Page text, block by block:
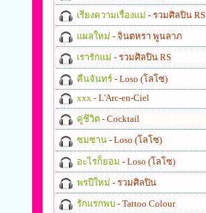
เรียงความเรื่องแม่ - รวมศิลปิน RS
แผลใหม่ - จินตหรา พูนลาภ
เรารักแม่ - รวมศิลปิน RS
คืนจันทร์ - Loso (โลโซ)
xxx - L'Arc-en-Ciel
คู่ชีวิต - Cocktail
ซมซาน - Loso (โลโซ)
อะไรก็ยอม - Loso (โลโซ)
พรปีใหม่ - รวมศิลปิน
รักแรกพบ - Tattoo Colour